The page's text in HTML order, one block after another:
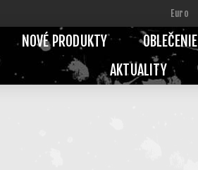
NOVÉ PRODUKTY OBLEČENIE
AKTUALITY